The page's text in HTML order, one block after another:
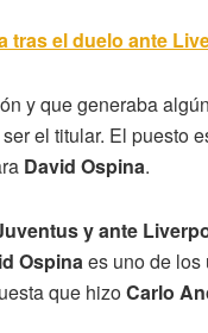
tras el duelo ante
y que generaba
el titular. El puesto
David Ospina.
y ante
Ospinaes uno de los
que hizoCarlo